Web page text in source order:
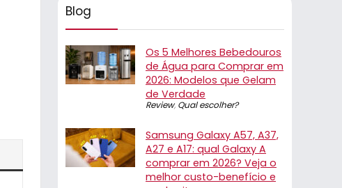
Blog
Os 5 Melhores Bebedouros
de Água para Comprar em
2026: Modelos que Gelam
de Verdade
Review, Qual escolher?
Samsung Galaxy A57, A37,
A27 e A17: qual Galaxy A
comprar em 2026? Veja o
melhor custo-benefício e